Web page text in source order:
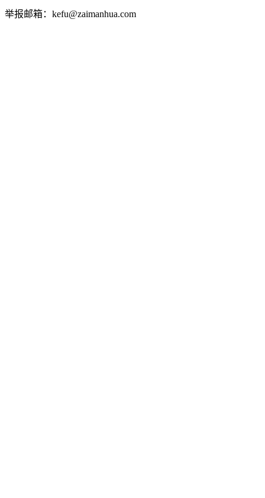
举报邮箱：kefu@zaimanhua.com